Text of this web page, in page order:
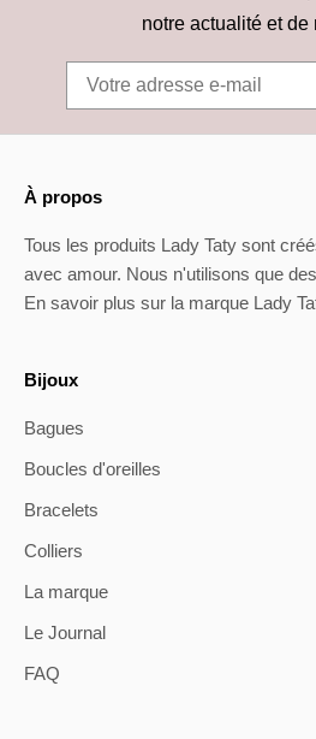
notre actualité et de
À propos
Tous les produits Lady Taty sont
avec amour. Nous n'utilisons que
En savoir plus sur la marque Lady
Bijoux
Bagues
Boucles d'oreilles
Bracelets
Colliers
La marque
Le Journal
FAQ